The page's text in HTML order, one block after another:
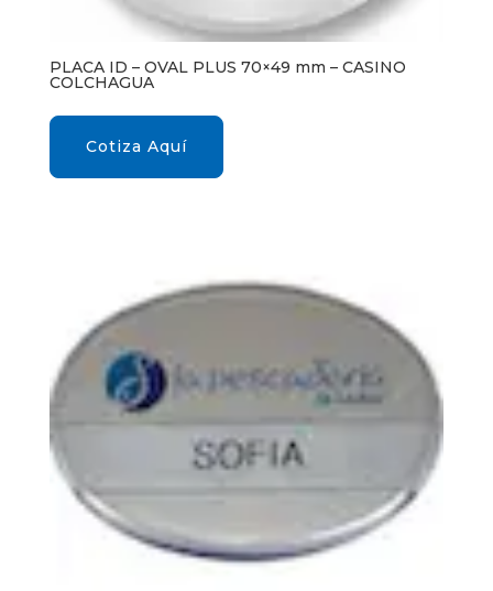
PLACA ID – OVAL PLUS 70×49 mm – CASINO
COLCHAGUA
Cotiza Aquí